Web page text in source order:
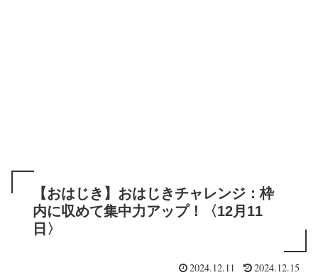
【おはじき】おはじきチャレンジ：枠
内に収めて集中力アップ！〈12月11
日〉
2024.12.11 2024.12.15